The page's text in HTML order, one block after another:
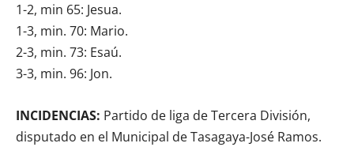
1-2, min 65: Jesua.
1-3, min. 70: Mario.
2-3, min. 73: Esaú.
3-3, min. 96: Jon.
INCIDENCIAS: Partido de liga de Tercera División,
disputado en el Municipal de Tasagaya-José Ramos.